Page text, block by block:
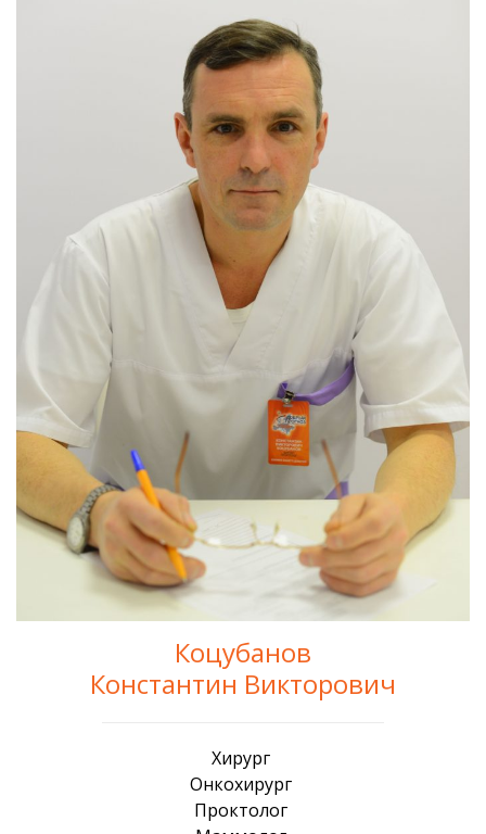
Коцубанов
Константин Викторович